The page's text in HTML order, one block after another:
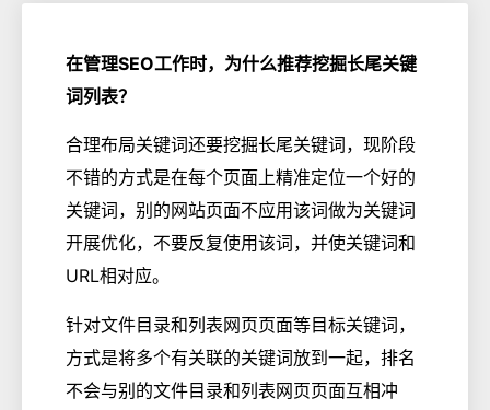
在管理SEO工作时，为什么推荐挖掘长尾关键
词列表？
合理布局关键词还要挖掘长尾关键词，现阶段
不错的方式是在每个页面上精准定位一个好的
关键词，别的网站页面不应用该词做为关键词
开展优化，不要反复使用该词，并使关键词和
URL相对应。
针对文件目录和列表网页页面等目标关键词，
方式是将多个有关联的关键词放到一起，排名
不会与别的文件目录和列表网页页面互相冲